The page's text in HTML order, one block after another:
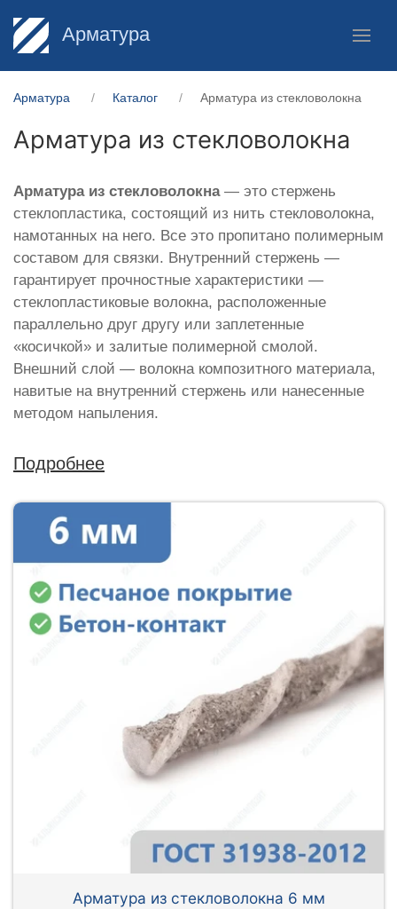
Арматура
Арматура Каталог Арматура из стекловолокна
Арматура из стекловолокна
Арматура из стекловолокна— это стержень
стеклопластика, состоящий из нить стекловолокна,
намотанных на него. Все это пропитано полимерным
составом для связки. Внутренний стержень —
гарантирует прочностные характеристики —
стеклопластиковые волокна, расположенные
параллельно друг другу или заплетенные
«косичкой» и залитые полимерной смолой.
Внешний слой — волокна композитного материала,
навитые на внутренний стержень или нанесенные
методом напыления.
Подробнее
Арматура из стекловолокна 6 мм